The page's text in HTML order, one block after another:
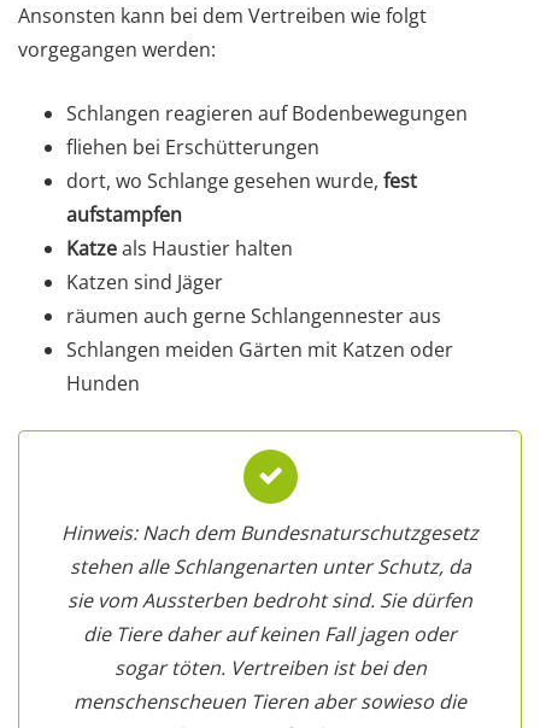
Ansonsten kann bei dem Vertreiben wie folgt
vorgegangen werden:
Schlangen reagieren auf Bodenbewegungen
fliehen bei Erschütterungen
dort, wo Schlange gesehen wurde, fest
aufstampfen
Katzeals Haustier halten
Katzen sind Jäger
räumen auch gerne Schlangennester aus
Schlangen meiden Gärten mit Katzen oder
Hunden
Hinweis: Nach dem Bundesnaturschutzgesetz
stehen alle Schlangenarten unter Schutz, da
sie vom Aussterben bedroht sind. Sie dürfen
die Tiere daher auf keinen Fall jagen oder
sogar töten. Vertreiben ist bei den
menschenscheuen Tieren aber sowieso die